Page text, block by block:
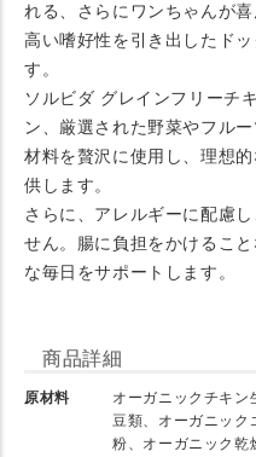
れる、さらにワンちゃんが
高い嗜好性を引き出したド
す。
ソルビダ グレインフリーチ
ン、厳選された野菜やフル
材料を贅沢に使用し、理想
供します。
さらに、アレルギーに配慮
せん。腸に負担をかけるこ
な毎日をサポートします。
商品詳細
原材料
オーガニックチキン
豆類、オーガニック
粉、オーガニック乾